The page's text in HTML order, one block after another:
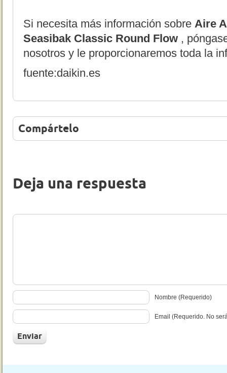
Si necesita más información sobre Aire
Seasibak Classic Round Flow ,
nosotros y le proporcionaremos toda la
fuente:daikin.es
Compártelo
Deja una respuesta
Nombre (Requerido)
Email (Requerido. No